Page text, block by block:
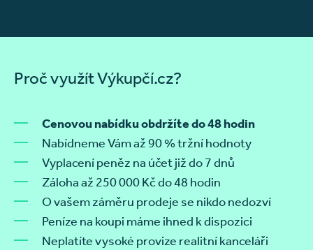
Proč využít Výkupčí.cz?
Cenovou nabídku obdržíte do 48 hodin
Nabídneme Vám až 90 % tržní hodnoty
Vyplacení peněz na účet již do 7 dnů
Záloha až 250 000 Kč do 48 hodin
O vašem záměru prodeje se nikdo nedozví
Peníze na koupi máme ihned k dispozici
Neplatíte vysoké provize realitní kanceláři